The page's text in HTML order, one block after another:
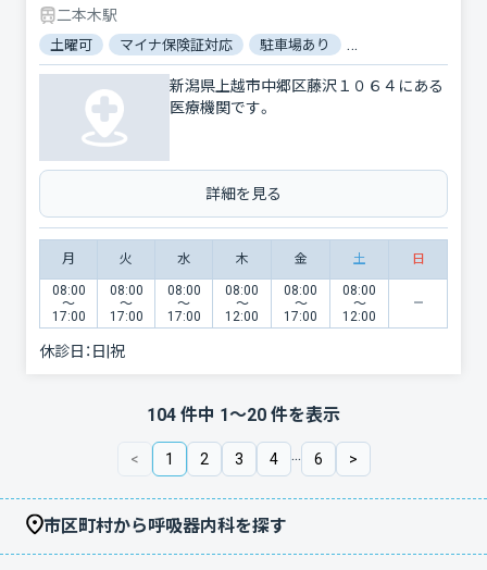
二本木駅
土曜可 マイナ保険証対応 駐車場あり
新潟県上越市中郷区藤沢１０６４にある
医療機関です。
詳細を見る
月 火 水 木 金 土 日
08:00
〜
17:00
08:00
〜
17:00
08:00
〜
17:00
08:00
〜
12:00
08:00
〜
17:00
08:00
〜
12:00
休診日： 日|祝
104 件中 1〜20 件を表示
< 1 2 3 4 ... 6 >
市区町村から呼吸器内科を探す